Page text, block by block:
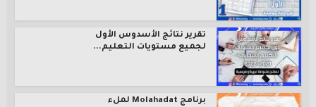
تقرير نتائج الأسدوس الأول
لجميع مستويات التعليم...
برنامج Molahadat لملء